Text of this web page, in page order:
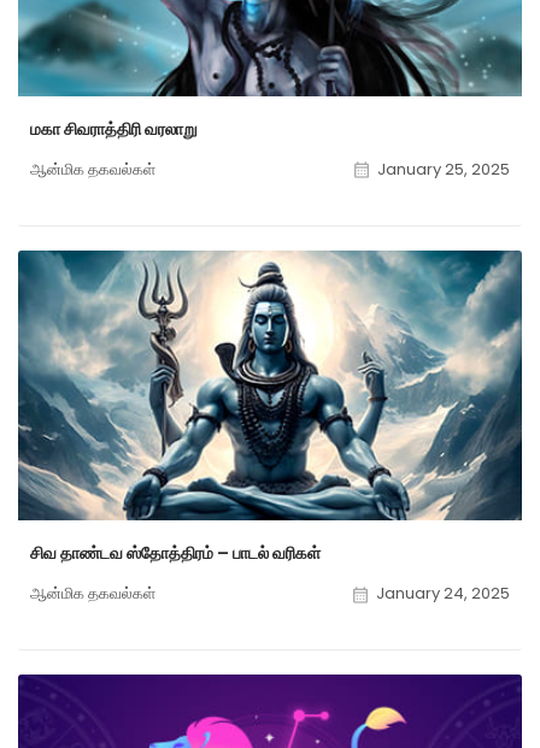
மகா சிவராத்திரி வரலாறு
ஆன்மிக தகவல்கள் January 25, 2025
சிவ தாண்டவ ஸ்தோத்திரம் – பாடல் வரிகள்
ஆன்மிக தகவல்கள் January 24, 2025